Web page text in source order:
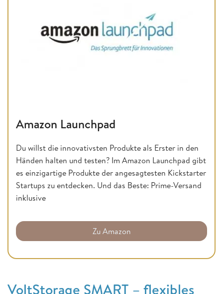
Amazon Launchpad
Du willst die innovativsten Produkte als Erster in den
Händen halten und testen? Im Amazon Launchpad gibt
es einzigartige Produkte der angesagtesten Kickstarter
Startups zu entdecken. Und das Beste: Prime-Versand
inklusive
Zu Amazon
VoltStorage SMART – flexibles